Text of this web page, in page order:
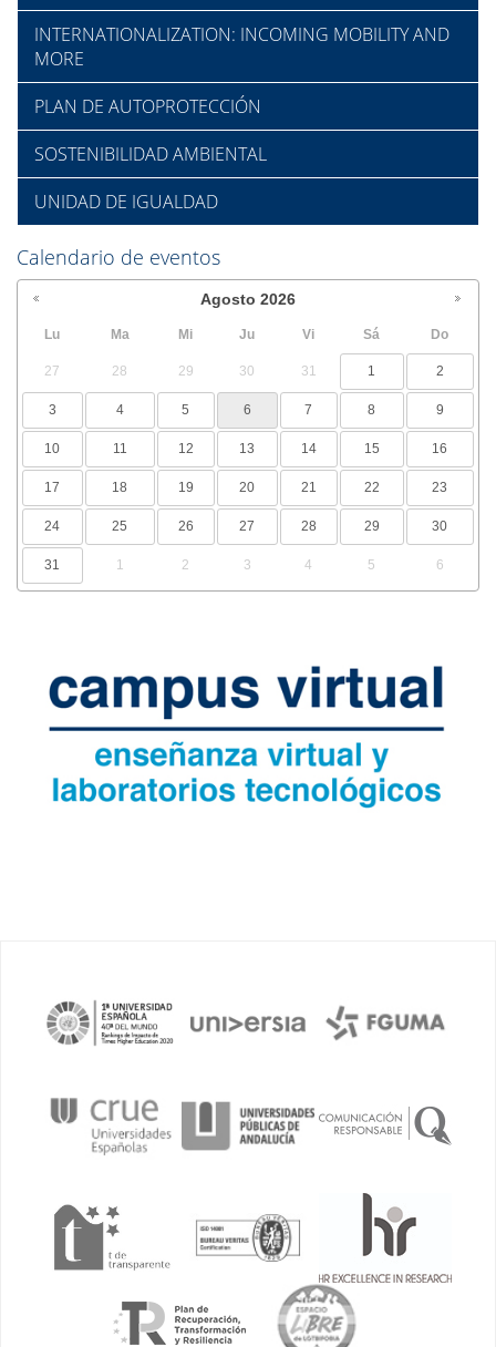
INTERNATIONALIZATION: INCOMING MOBILITY AND
MORE
PLAN DE AUTOPROTECCIÓN
SOSTENIBILIDAD AMBIENTAL
UNIDAD DE IGUALDAD
Calendario de eventos
Agosto 2026
Lu Ma Mi Ju Vi Sá Do
27 28 29 30 31 1 2
3 4 5 6 7 8 9
10 11 12 13 14 15 16
17 18 19 20 21 22 23
24 25 26 27 28 29 30
31 1 2 3 4 5 6